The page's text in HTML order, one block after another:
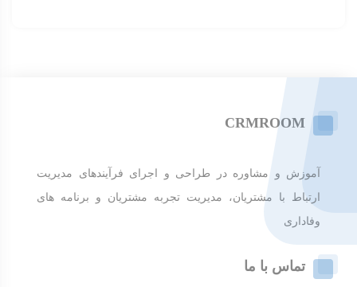
CRMROOM
آموزش و مشاوره در طراحی و اجرای فرآیندهای مدیریت
ارتباط با مشتریان، مدیریت تجربه مشتریان و برنامه های
وفاداری
تماس با ما